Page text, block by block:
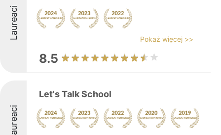
Laureaci Pokaż więcej >>
8.5
Laureaci
Let's Talk School